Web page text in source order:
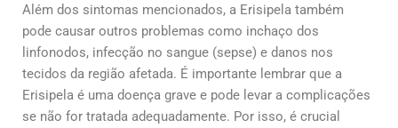
Além dos sintomas mencionados, a Erisipela também
pode causar outros problemas como inchaço dos
linfonodos, infecção no sangue (sepse) e danos nos
tecidos da região afetada. É importante lembrar que a
Erisipela é uma doença grave e pode levar a complicações
se não for tratada adequadamente. Por isso, é crucial